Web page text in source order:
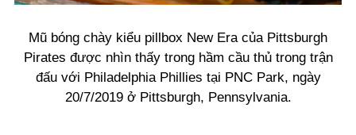
Mũ bóng chày kiểu pillbox New Era của Pittsburgh
Pirates được nhìn thấy trong hầm cầu thủ trong trận
đấu với Philadelphia Phillies tại PNC Park, ngày
20/7/2019 ở Pittsburgh, Pennsylvania.